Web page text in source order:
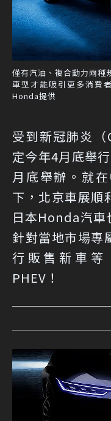
僅有汽油、複合動力兩種
車型才能吸引更多消費
Honda提供
受到新冠肺炎（
定今年4月底舉
月底舉辦。就
下，北京車展順
日本Honda汽車
針對當地市場專
行販售新車等
PHEV！